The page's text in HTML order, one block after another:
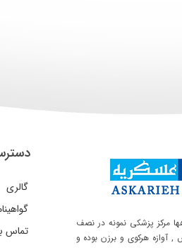
مرکز پزشکی نمونه در نصف
آوازه هرکوی و برزن بوده و
گالری
تماس